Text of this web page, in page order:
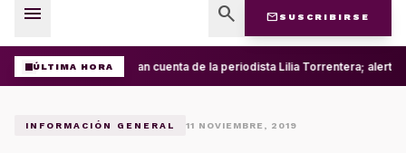
menu search mail SUSCRIBIRSE
ÚLTIMA HORA Roban cuenta de la periodista Lilia Torrentera;
INFORMACIÓN GENERAL 11 NOVIEMBRE, 2019